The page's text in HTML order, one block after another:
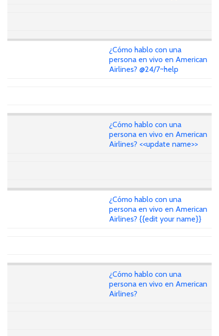
¿Cómo hablo con una
persona en vivo en American
Airlines? @24/7~help
¿Cómo hablo con una
persona en vivo en American
Airlines? <<update name>>
¿Cómo hablo con una
persona en vivo en American
Airlines? {{edit your name}}
¿Cómo hablo con una
persona en vivo en American
Airlines?